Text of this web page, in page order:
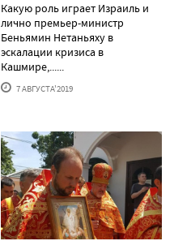
Какую роль играет Израиль и
лично премьер-министр
Беньямин Нетаньяху в
эскалации кризиса в
Кашмире,......
7 АВГУСТА'2019